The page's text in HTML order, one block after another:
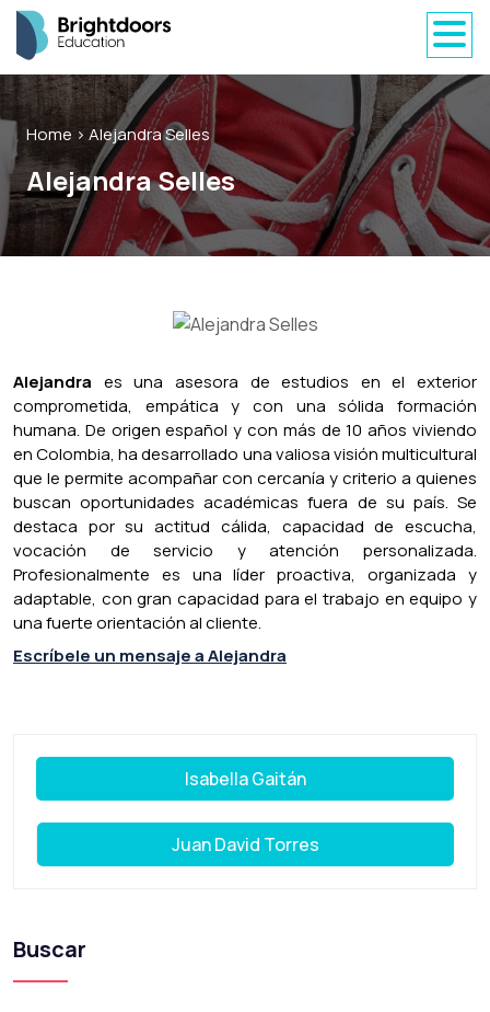
Home > Alejandra Selles
Alejandra Selles
Alejandra es una asesora de estudios en el exterior
comprometida, empática y con una sólida formación
humana. De origen español y con más de 10 años viviendo
en Colombia, ha desarrollado una valiosa visión multicultural
que le permite acompañar con cercanía y criterio a quienes
buscan oportunidades académicas fuera de su país. Se
destaca por su actitud cálida, capacidad de escucha,
vocación de servicio y atención personalizada.
Profesionalmente es una líder proactiva, organizada y
adaptable, con gran capacidad para el trabajo en equipo y
una fuerte orientación al cliente.
Escríbele un mensaje a Alejandra
Isabella Gaitán
Juan David Torres
Buscar